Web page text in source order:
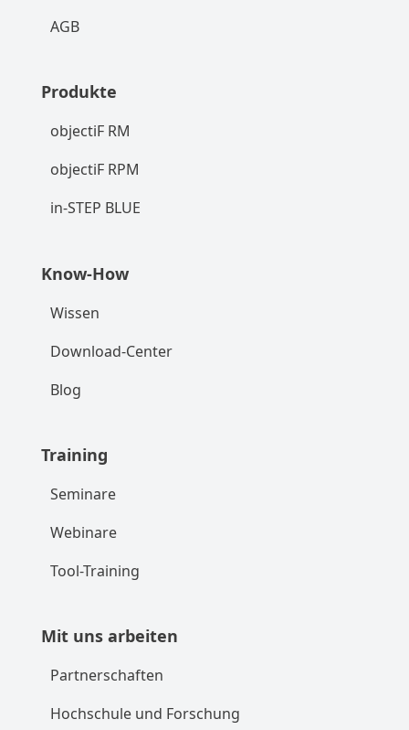
AGB
Produkte
objectiF RM
objectiF RPM
in-STEP BLUE
Know-How
Wissen
Download-Center
Blog
Training
Seminare
Webinare
Tool-Training
Mit uns arbeiten
Partnerschaften
Hochschule und Forschung